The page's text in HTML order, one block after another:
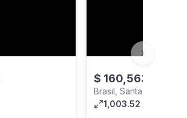
$ 160,563.2
Brasil, Santa Ana
1,003.52 m²
Next slide